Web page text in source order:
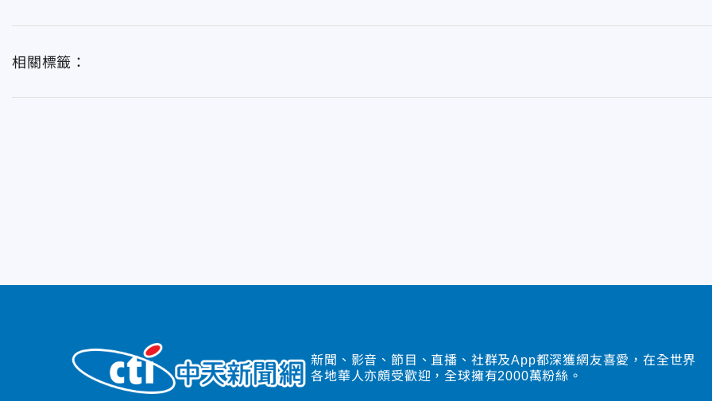
相關標籤：
新聞、影音、節目、直播、社群及App都深獲網友喜愛，在全世界
各地華人亦頗受歡迎，全球擁有2000萬粉絲。